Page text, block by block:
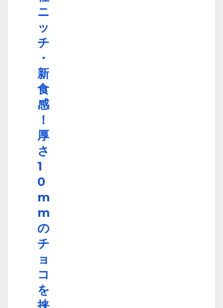
ニ
ッ
チ
・
新
食
感
！
厚
さ
1
0
m
m
の
チ
ョ
コ
を